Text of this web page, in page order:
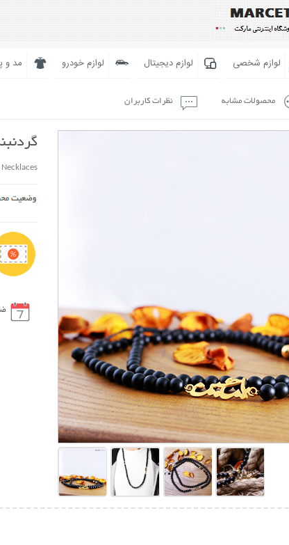
لوازم شخصی لوازم دیجیتال لوازم خودرو مد و
محصولات مشابه نظرات کاربران
Necklaces